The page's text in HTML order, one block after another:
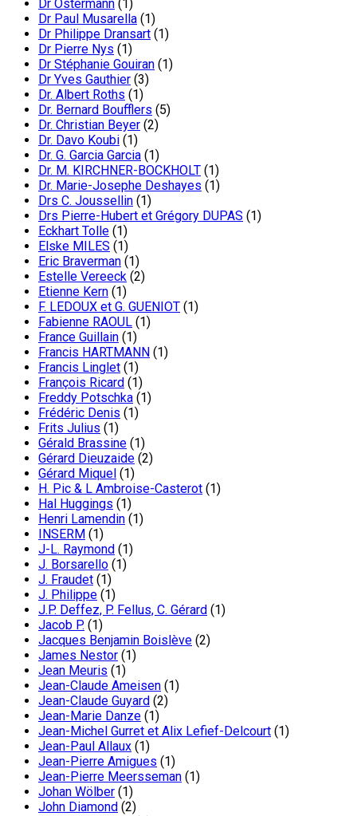
Dr Ostermann (1)
Dr Paul Musarella (1)
Dr Philippe Dransart (1)
Dr Pierre Nys (1)
Dr Stéphanie Gouiran (1)
Dr Yves Gauthier (3)
Dr. Albert Roths (1)
Dr. Bernard Boufflers (5)
Dr. Christian Beyer (2)
Dr. Davo Koubi (1)
Dr. G. Garcia Garcia (1)
Dr. M. KIRCHNER-BOCKHOLT (1)
Dr. Marie-Josephe Deshayes (1)
Drs C. Joussellin (1)
Drs Pierre-Hubert et Grégory DUPAS (1)
Eckhart Tolle (1)
Elske MILES (1)
Eric Braverman (1)
Estelle Vereeck (2)
Etienne Kern (1)
F. LEDOUX et G. GUENIOT (1)
Fabienne RAOUL (1)
France Guillain (1)
Francis HARTMANN (1)
Francis Linglet (1)
François Ricard (1)
Freddy Potschka (1)
Frédéric Denis (1)
Frits Julius (1)
Gérald Brassine (1)
Gérard Dieuzaide (2)
Gérard Miquel (1)
H. Pic & L Ambroise-Casterot (1)
Hal Huggings (1)
Henri Lamendin (1)
INSERM (1)
J-L. Raymond (1)
J. Borsarello (1)
J. Fraudet (1)
J. Philippe (1)
J.P. Deffez, P. Fellus, C. Gérard (1)
Jacob P. (1)
Jacques Benjamin Boislève (2)
James Nestor (1)
Jean Meuris (1)
Jean-Claude Ameisen (1)
Jean-Claude Guyard (2)
Jean-Marie Danze (1)
Jean-Michel Gurret et Alix Lefief-Delcourt (1)
Jean-Paul Allaux (1)
Jean-Pierre Amigues (1)
Jean-Pierre Meersseman (1)
Johan Wölber (1)
John Diamond (2)